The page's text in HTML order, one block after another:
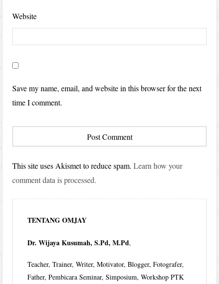
Website
Save my name, email, and website in this browser for the next
time I comment.
This site uses Akismet to reduce spam.Learn how your
comment data is processed.
TENTANG OMJAY
Dr. Wijaya Kusumah, S.Pd, M.Pd,
Teacher, Trainer, Writer, Motivator, Blogger, Fotografer,
Father, Pembicara Seminar, Simposium, Workshop PTK